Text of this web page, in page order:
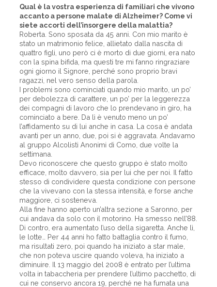
Qual è la vostra esperienza di familiari che vivono
accanto a persone malate di Alzheimer? Come vi
siete accorti dell’insorgere della malattia?
Roberta. Sono sposata da 45 anni. Con mio marito è
stato un matrimonio felice, allietato dalla nascita di
quattro figli, uno però ci è morto di due giorni, era nato
con la spina bifida, ma questi tre mi fanno ringraziare
ogni giorno il Signore, perché sono proprio bravi
ragazzi, nel vero senso della parola.
I problemi sono cominciati quando mio marito, un po’
per debolezza di carattere, un po’ per la leggerezza
dei compagni di lavoro che lo prendevano in giro, ha
cominciato a bere. Da lì è venuto meno un po’
l’affidamento su di lui anche in casa. La cosa è andata
avanti per un anno, due, poi si è aggravata. Andavamo
al gruppo Alcolisti Anonimi di Como, due volte la
settimana.
Devo riconoscere che questo gruppo è stato molto
efficace, molto davvero, sia per lui che per noi. Il fatto
stesso di condividere questa condizione con persone
che la vivevano con la stessa intensità, e forse anche
maggiore, ci sosteneva.
Alla fine hanno aperto un’altra sezione a Saronno, per
cui andava da solo con il motorino. Ha smesso nell’88.
Di contro, era aumentato l’uso della sigaretta. Anche lì,
le lotte… Per 44 anni ho fatto battaglia contro il fumo,
ma risultati zero, poi quando ha iniziato a star male,
che non poteva uscire quando voleva, ha iniziato a
diminuire. Il 13 maggio del 2008 è entrato per l’ultima
volta in tabaccheria per prendere l’ultimo pacchetto, di
cui ne conservo ancora 19, perché ne ha fumata una